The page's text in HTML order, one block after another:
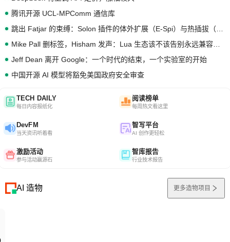
腾讯开源 UCL-MPComm 通信库
Jeff Dean 离开 Google：一个时代的结束，一个实验室的开始
中国开源 AI 模型将豁免美国政府安全审查
TECH DAILY
每日内容报纸化
阅读榜单
每周热文看这里
DevFM
当天资讯听着看
智写平台
AI 创作更轻松
激励活动
参与活动赢源石
智库报告
行业技术报告
AI 造物 更多造物项目